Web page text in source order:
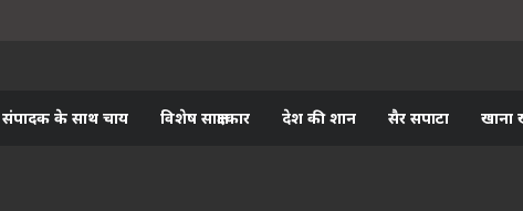
संपादक के साथ चाय विशेष साक्षात्कार देश की शान सैर सपाटा खाना